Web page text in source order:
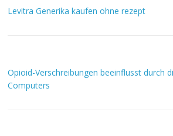
Levitra Generika kaufen ohne rezept
Opioid-Verschreibungen beeinflusst durch
Computers